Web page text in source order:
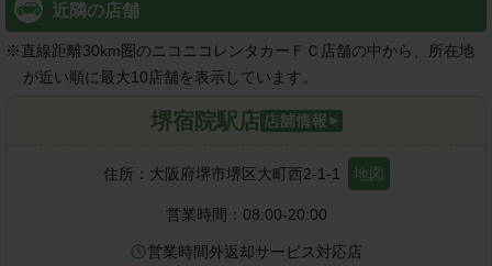
近隣の店舗
※直線距離30km圏のニコニコレンタカーＦＣ店舗の中から、所在地
が近い順に最大10店舗を表示しています。
堺宿院駅店
住所： 大阪府堺市堺区大町西2-1-1 地図
営業時間： 08:00-20:00
営業時間外返却サービス対応店